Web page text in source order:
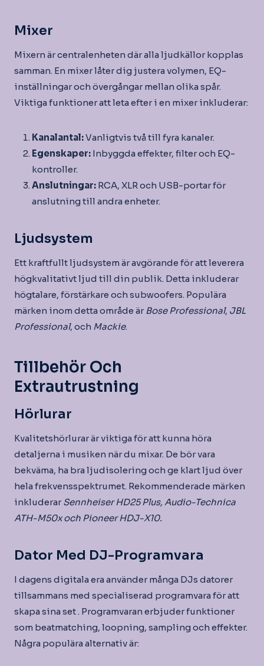
Mixer
Mixern är centralenheten där alla ljudkällor kopplas
samman. En mixer låter dig justera volymen, EQ-
inställningar och övergångar mellan olika spår.
Viktiga funktioner att leta efter i en mixer inkluderar:
Kanalantal:Vanligtvis två till fyra kanaler.
Egenskaper: Inbyggda effekter, filter och EQ-
kontroller.
Anslutningar: RCA, XLR och USB-portar för
anslutning till andra enheter.
Ljudsystem
Ett kraftfullt ljudsystem är avgörande för att leverera
högkvalitativt ljud till din publik. Detta inkluderar
högtalare, förstärkare och subwoofers. Populära
märken inom detta område är Bose Professional, JBL
Professional, och Mackie.
Tillbehör Och
Extrautrustning
Hörlurar
Kvalitetshörlurar är viktiga för att kunna höra
detaljerna i musiken när du mixar. De bör vara
bekväma, ha bra ljudisolering och ge klart ljud över
hela frekvensspektrumet. Rekommenderade märken
inkluderar Sennheiser HD25 Plus, Audio-Technica
ATH-M50x och Pioneer HDJ-X10.
Dator Med DJ-Programvara
I dagens digitala era använder många DJs datorer
tillsammans med specialiserad programvara för att
skapa sina set . Programvaran erbjuder funktioner
som beatmatching, loopning, sampling och effekter.
Några populära alternativ är: